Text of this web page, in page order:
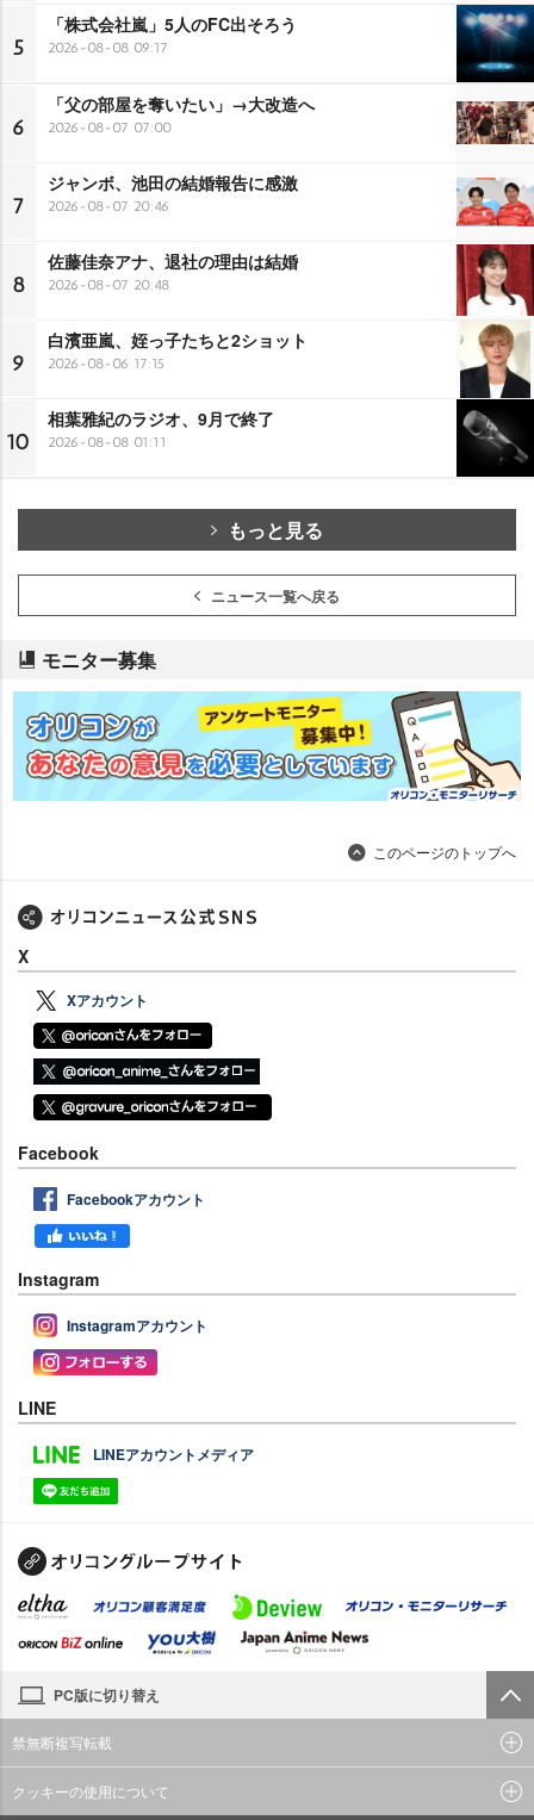
5
「株式会社嵐」5人のFC出そろう
2026-08-08 09:17
6
「父の部屋を奪いたい」→大改造へ
2026-08-07 07:00
7
ジャンボ、池田の結婚報告に感激
2026-08-07 20:46
8
佐藤佳奈アナ、退社の理由は結婚
2026-08-07 20:48
9
白濱亜嵐、姪っ子たちと2ショット
2026-08-06 17:15
10
相葉雅紀のラジオ、9月で終了
2026-08-08 01:11
もっと見る
ニュース一覧へ戻る
モニター募集
このページのトップへ
X
Xアカウント
Facebook
Facebookアカウント
Instagram
Instagramアカウント
LINE
LINEアカウントメディア
PC版に切り替え
禁無断複写転載
クッキーの使用について